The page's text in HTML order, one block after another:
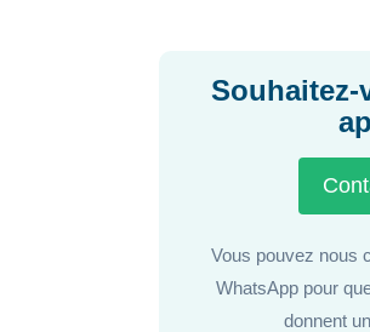
Souhaitez-
Vous pouvez nous
WhatsApp pour
donnent